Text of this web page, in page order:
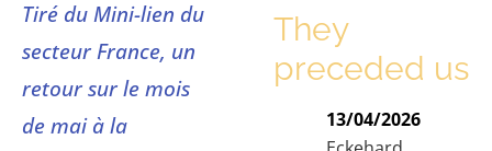
Tiré du Mini-lien du
secteur France, un
retour sur le mois
de mai à la
They
preceded us
13/04/2026